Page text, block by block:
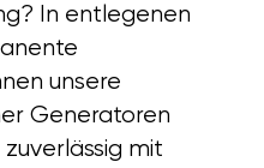
In entlegenen
unsere
Generatoren
mit